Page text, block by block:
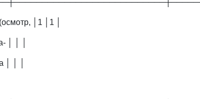
│1 │1 │
│ │ │
│ │ │